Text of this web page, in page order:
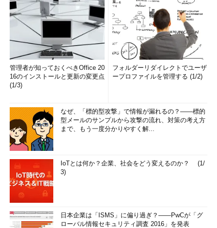
管理者が知っておくべきOffice 20
16のインストールと更新の変更点
(1/3)
フォルダーリダイレクトでユーザ
ープロファイルを管理する (1/2)
なぜ、「標的型攻撃」で情報が漏れるの？――標的
型メールのサンプルから攻撃の流れ、対策の考え方
まで、もう一度分かりやすく解...
IoTとは何か？企業、社会をどう変えるのか？ (1/
3)
日本企業は「ISMS」に偏り過ぎ？――PwCが「グ
ローバル情報セキュリティ調査 2016」を発表